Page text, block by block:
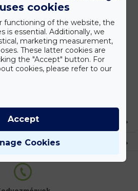
cookies
functioning of the website, the
is essential. Additionally, we
marketing measurement,
These latter cookies are
the "Accept" button. For
cookies, please refer to our
Cookies
Accept